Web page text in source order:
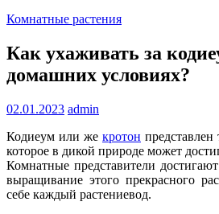
Комнатные растения
Как ухаживать за
домашних условиях?
02.01.2023 admin
Кодиеум или же кротон
которое в дикой природе может
Комнатные представители
выращивание этого прекрасного
себе каждый растениевод.